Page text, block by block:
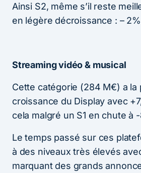
Ainsi S2, même s’il reste
en légère décroissance : –
Streaming vidéo & musical
Cette catégorie (284 M€) a la
croissance du Display avec
cela malgré un S1 en chute à
Le temps passé sur ces
à des niveaux très élevés
marquant des grands